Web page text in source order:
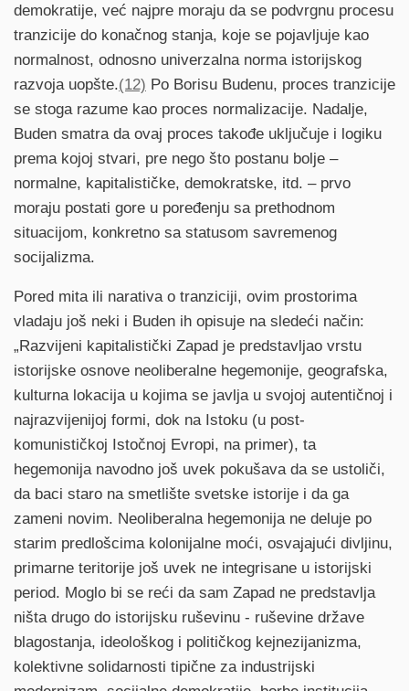
demokratije, već najpre moraju da se podvrgnu procesu
tranzicije do konačnog stanja, koje se pojavljuje kao
normalnost, odnosno univerzalna norma istorijskog
razvoja uopšte.(12) Po Borisu Budenu, proces tranzicije
se stoga razume kao proces normalizacije. Nadalje,
Buden smatra da ovaj proces takođe uključuje i logiku
prema kojoj stvari, pre nego što postanu bolje –
normalne, kapitalističke, demokratske, itd. – prvo
moraju postati gore u poređenju sa prethodnom
situacijom, konkretno sa statusom savremenog
socijalizma.
Pored mita ili narativa o tranziciji, ovim prostorima
vladaju još neki i Buden ih opisuje na sledeći način:
„Razvijeni kapitalistički Zapad je predstavljao vrstu
istorijske osnove neoliberalne hegemonije, geografska,
kulturna lokacija u kojima se javlja u svojoj autentičnoj i
najrazvijenijoj formi, dok na Istoku (u post-
komunističkoj Istočnoj Evropi, na primer), ta
hegemonija navodno još uvek pokušava da se ustoliči,
da baci staro na smetlište svetske istorije i da ga
zameni novim. Neoliberalna hegemonija ne deluje po
starim predlošcima kolonijalne moći, osvajajući divljinu,
primarne teritorije još uvek ne integrisane u istorijski
period. Moglo bi se reći da sam Zapad ne predstavlja
ništa drugo do istorijsku ruševinu - ruševine države
blagostanja, ideološkog i političkog kejnezijanizma,
kolektivne solidarnosti tipične za industrijski